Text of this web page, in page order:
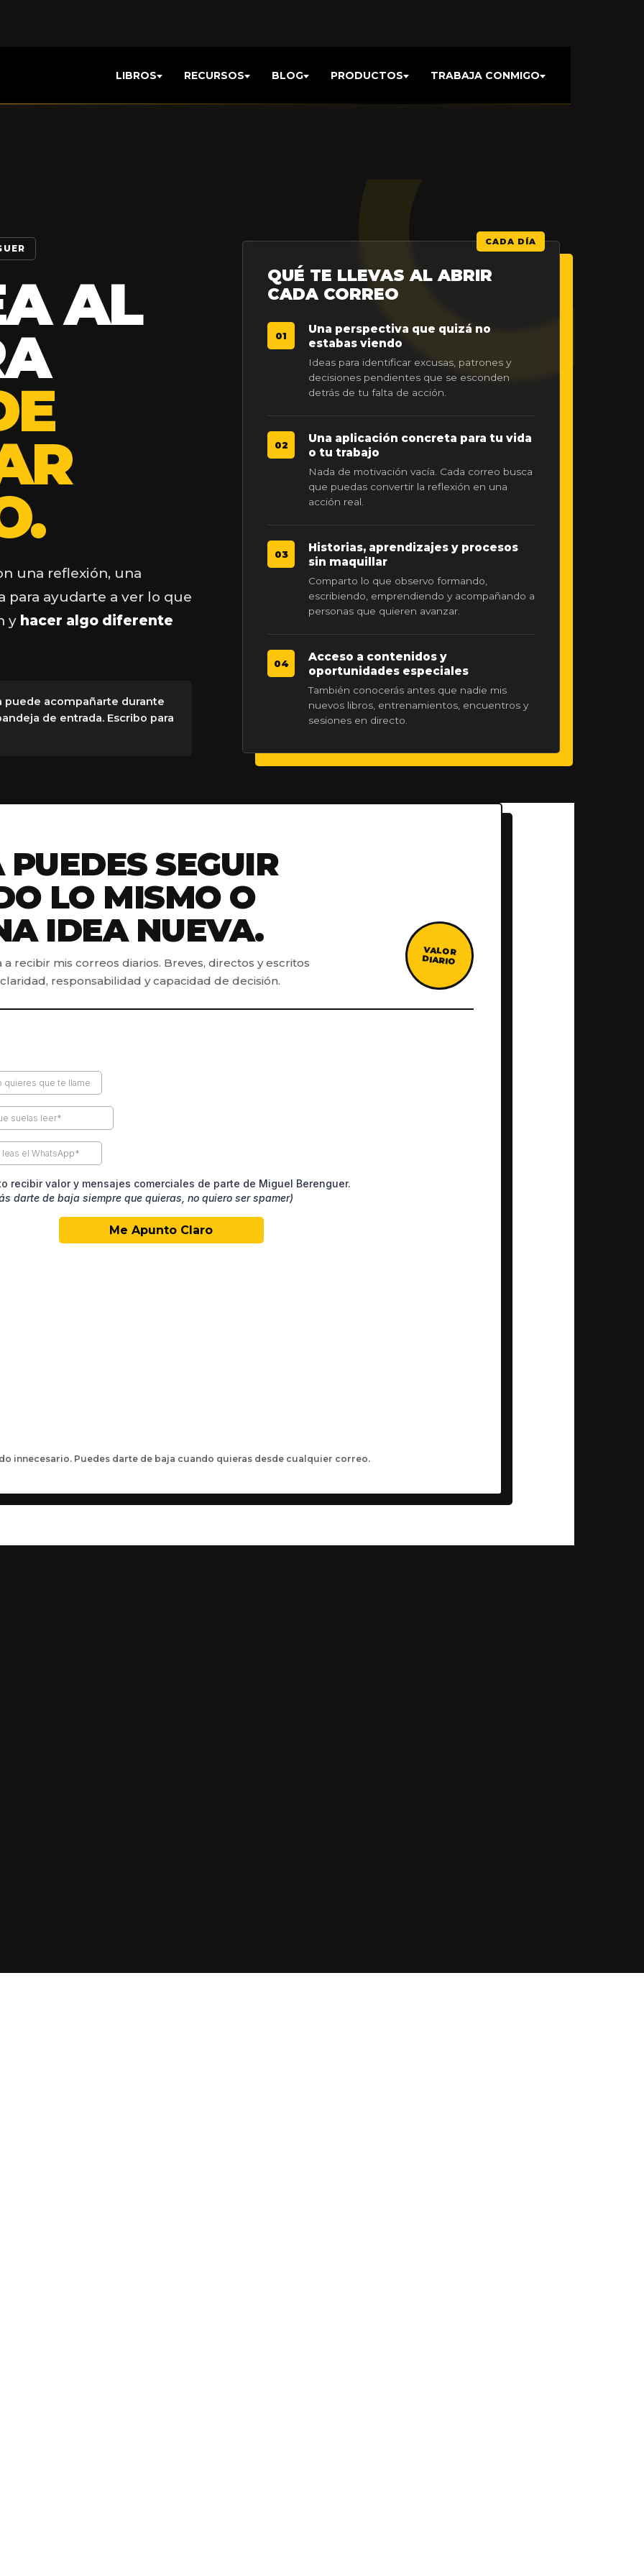
LIBROS RECURSOS BLOG PRODUCTOS TRABAJA CONMIGO
AL
una reflexión, una
para ayudarte a ver lo que
y hacer algo diferente
puede acompañarte durante
de entrada. Escribo para
QUÉ TE LLEVAS AL ABRIR
CADA CORREO
01
Una perspectiva que quizá no
estabas viendo
Ideas para identificar excusas, patrones y
decisiones pendientes que se esconden
detrás de tu falta de acción.
02
Una aplicación concreta para tu vida
o tu trabajo
Nada de motivación vacía. Cada correo busca
que puedas convertir la reflexión en una
acción real.
03
Historias, aprendizajes y procesos
sin maquillar
Comparto lo que observo formando,
escribiendo, emprendiendo y acompañando a
personas que quieren avanzar.
04
Acceso a contenidos y
oportunidades especiales
También conocerás antes que nadie mis
nuevos libros, entrenamientos, encuentros y
sesiones en directo.
SEGUIR
LO MISMO O
IDEA NUEVA.
recibir mis correos diarios. Breves, directos y escritos
responsabilidad y capacidad de decisión.
VALOR
DIARIO
innecesario. Puedes darte de baja cuando quieras desde cualquier correo.